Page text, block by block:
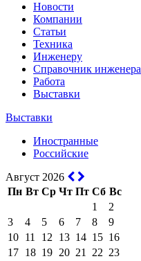
Новости
Компании
Статьи
Техника
Инженеру
Справочник инженера
Работа
Выставки
Выставки
Иностранные
Российские
Август 2026
Пн Вт Ср Чт Пт Сб Вс
1
2
3
4 5 6 7 8
9
10 11 12 13 14 15 16
17 18 19 20 21 22 23